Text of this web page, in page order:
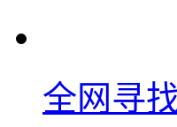
全网寻